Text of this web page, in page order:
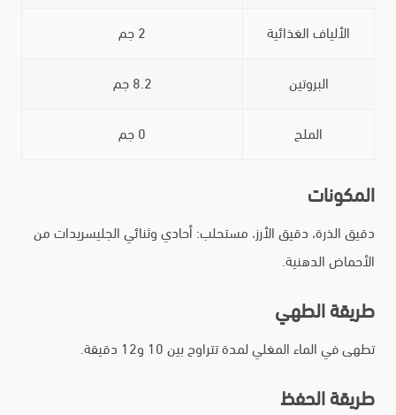
الألياف الغذائية 2 جم
البروتين 8.2 جم
الملح 0 جم
المكونات
دقيق الذرة، دقيق الأرز، مستحلب: أحادي وثنائي الجليسريدات من
الأحماض الدهنية.
طريقة الطهي
تطهى في الماء المغلي لمدة تتراوح بين 10 و12 دقيقة.
طريقة الحفظ